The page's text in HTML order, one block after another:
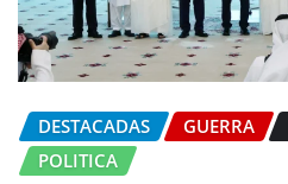
DESTACADAS GUERRA
POLITICA